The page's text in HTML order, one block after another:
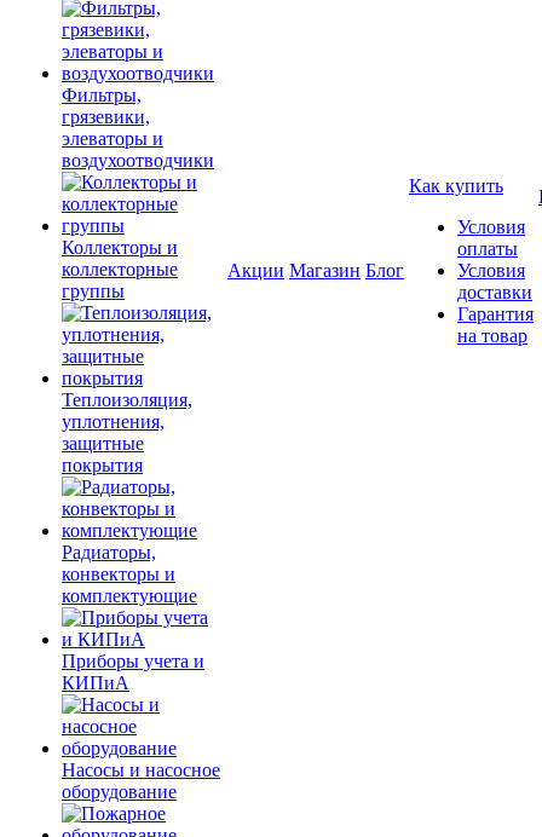
Фильтры,
грязевики,
элеваторы и
воздухоотводчики
Коллекторы и
коллекторные
группы
Теплоизоляция,
уплотнения,
защитные
покрытия
Радиаторы,
конвекторы и
комплектующие
Приборы учета и
КИПиА
Насосы и насосное
оборудование
Акции Магазин Блог
Как купить
Условия
оплаты
Условия
доставки
Гарантия
на товар